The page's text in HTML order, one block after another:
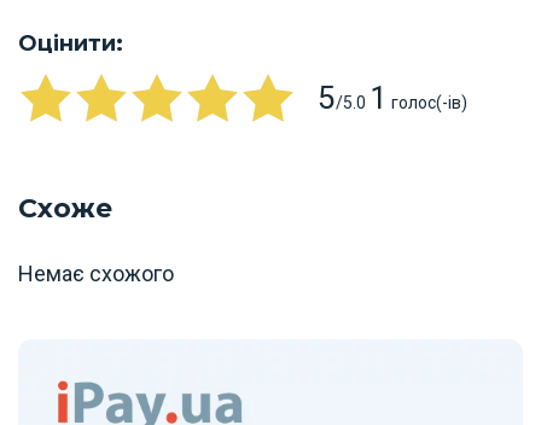
Оцінити:
5/5.0 1 голос(-ів)
Схоже
Немає схожого